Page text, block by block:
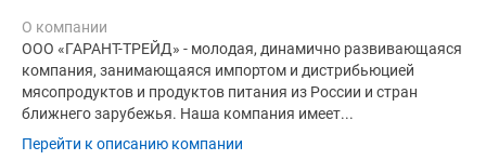
О компании
ООО «ГАРАНТ-ТРЕЙД» - молодая, динамично развивающаяся
компания, занимающаяся импортом и дистрибьюцией
мясопродуктов и продуктов питания из России и стран
ближнего зарубежья. Наша компания имеет...
Перейти к описанию компании